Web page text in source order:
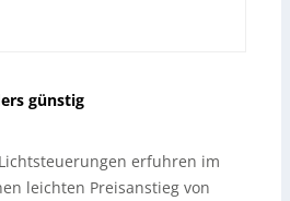
günstig
erfuhren im
leichten Preisanstieg von